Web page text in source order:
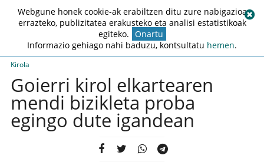
Kirola
Goierri kirol elkartearen
mendi bizikleta proba
egingo dute igandean
Webgune honek cookie-ak erabiltzen ditu zure nabigazioa
errazteko, publizitatea erakusteko eta analisi estatistikoak
egiteko. Onartu
Informazio gehiago nahi baduzu, kontsultatu hemen.